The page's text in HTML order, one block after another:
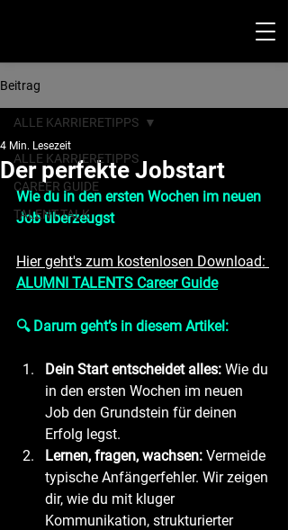
Beitrag
ALLE KARRIERETIPPS
CAREER GUIDE
TALENT-TALK
ALLE KARRIERETIPPS
Der perfekte Jobstart
4 Min. Lesezeit
Wie du in den ersten Wochen im neuen
Job überzeugst
Hier geht's zum kostenlosen Download:
ALUMNI TALENTS Career Guide
🔍 Darum geht’s in diesem Artikel:
Dein Start entscheidet alles: Wie du
in den ersten Wochen im neuen
Job den Grundstein für deinen
Erfolg legst.
Lernen, fragen, wachsen: Vermeide
typische Anfängerfehler. Wir zeigen
dir, wie du mit kluger
Kommunikation, strukturierter